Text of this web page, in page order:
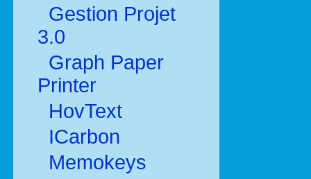
Gestion Projet
3.0
Graph Paper
Printer
HovText
ICarbon
Memokeys